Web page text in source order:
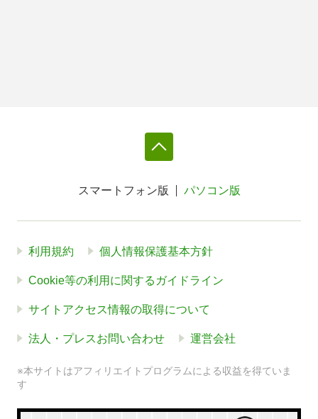
スマートフォン版 パソコン版
利用規約 個人情報保護基本方針
Cookie等の利用に関するガイドライン
サイトアクセス情報の取得について
法人・プレスお問い合わせ 運営会社
※本サイトはアフィリエイトプログラムによる収益を得ていま
す